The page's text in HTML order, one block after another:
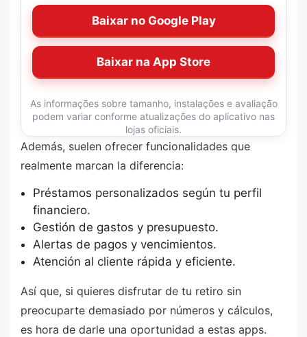
Baixar no Google Play
Baixar na App Store
As informações sobre tamanho, instalações e avaliação
podem variar conforme atualizações do aplicativo nas
lojas oficiais.
Además, suelen ofrecer funcionalidades que
realmente marcan la diferencia:
Préstamos personalizados según tu perfil
financiero.
Gestión de gastos y presupuesto.
Alertas de pagos y vencimientos.
Atención al cliente rápida y eficiente.
Así que, si quieres disfrutar de tu retiro sin
preocuparte demasiado por números y cálculos,
es hora de darle una oportunidad a estas apps.